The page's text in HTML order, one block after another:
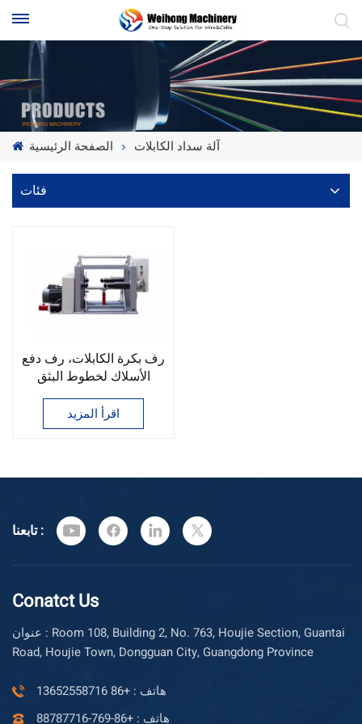
الصفحة الرئيسية آلة سداد الكابلات
فئات
رف بكرة الكابلات، رف دفع
الأسلاك لخطوط البثق
اقرأ المزيد
تابعنا :
Conatct Us
عنوان : Room 108, Building 2, No. 763, Houjie Section, Guantai
Road, Houjie Town, Dongguan City, Guangdong Province
هاتف : +86 13652558716
هاتف : +86-769-88787716